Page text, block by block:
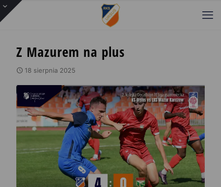
Z Mazurem na plus
18 sierpnia 2025